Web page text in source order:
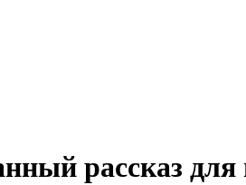
рассказ для